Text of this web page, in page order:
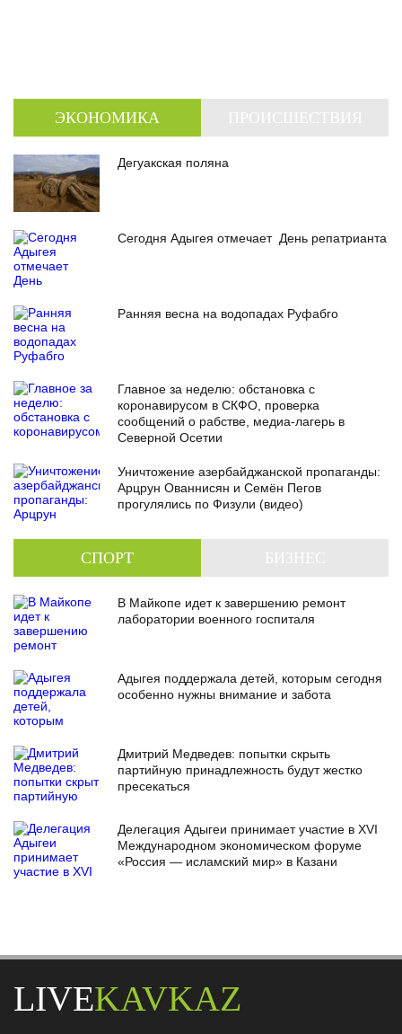
ЭКОНОМИКА
Дегуакская поляна
Сегодня Адыгея отмечает День репатрианта
Ранняя весна на водопадах Руфабго
Главное за неделю: обстановка с
коронавирусом в СКФО, проверка
сообщений о рабстве, медиа-лагерь в
Северной Осетии
Уничтожение азербайджанской пропаганды:
Арцрун Ованнисян и Семён Пегов
прогулялись по Физули (видео)
СПОРТ
В Майкопе идет к завершению ремонт
лаборатории военного госпиталя
Адыгея поддержала детей, которым сегодня
особенно нужны внимание и забота
Дмитрий Медведев: попытки скрыть
партийную принадлежность будут жестко
пресекаться
Делегация Адыгеи принимает участие в XVI
Международном экономическом форуме
«Россия — исламский мир» в Казани
LIVEKAVKAZ